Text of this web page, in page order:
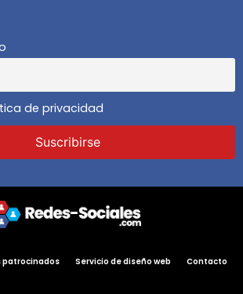
de privacidad
patrocinados Servicio de diseño web Contacto